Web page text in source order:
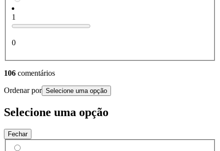
1
0
106 comentários
Ordenar por Selecione uma opção
Selecione uma opção
Fechar